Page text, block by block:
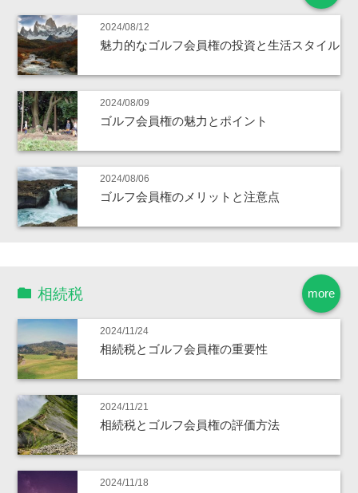
2024/08/12
魅力的なゴルフ会員権の投資と生活スタイル
2024/08/09
ゴルフ会員権の魅力とポイント
2024/08/06
ゴルフ会員権のメリットと注意点
more
相続税
2024/11/24
相続税とゴルフ会員権の重要性
2024/11/21
相続税とゴルフ会員権の評価方法
2024/11/18